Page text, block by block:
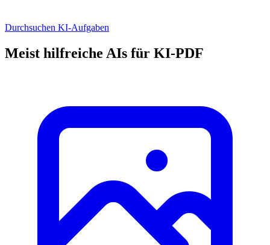
Durchsuchen KI-Aufgaben
Meist hilfreiche AIs für KI-PDF